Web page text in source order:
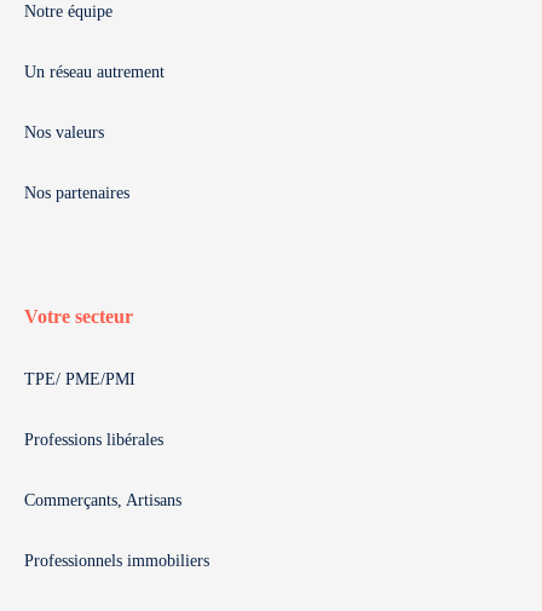
Notre équipe
Un réseau autrement
Nos valeurs
Nos partenaires
Votre secteur
TPE/ PME/PMI
Professions libérales
Commerçants, Artisans
Professionnels immobiliers